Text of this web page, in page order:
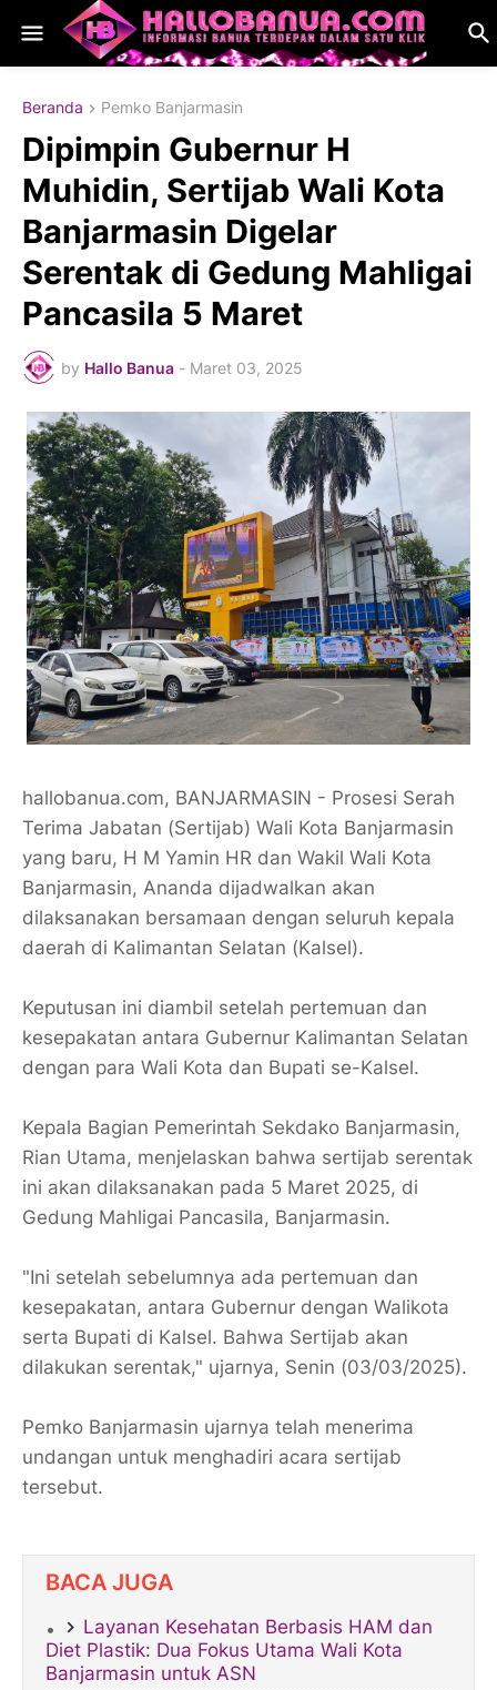
Beranda Pemko Banjarmasin
Dipimpin Gubernur H
Muhidin, Sertijab Wali Kota
Banjarmasin Digelar
Serentak di Gedung Mahligai
Pancasila 5 Maret
by Hallo Banua - Maret 03, 2025
hallobanua.com, BANJARMASIN - Prosesi Serah
Terima Jabatan (Sertijab) Wali Kota Banjarmasin
yang baru, H M Yamin HR dan Wakil Wali Kota
Banjarmasin, Ananda dijadwalkan akan
dilaksanakan bersamaan dengan seluruh kepala
daerah di Kalimantan Selatan (Kalsel).
Keputusan ini diambil setelah pertemuan dan
kesepakatan antara Gubernur Kalimantan Selatan
dengan para Wali Kota dan Bupati se-Kalsel.
Kepala Bagian Pemerintah Sekdako Banjarmasin,
Rian Utama, menjelaskan bahwa sertijab serentak
ini akan dilaksanakan pada 5 Maret 2025, di
Gedung Mahligai Pancasila, Banjarmasin.
"Ini setelah sebelumnya ada pertemuan dan
kesepakatan, antara Gubernur dengan Walikota
serta Bupati di Kalsel. Bahwa Sertijab akan
dilakukan serentak," ujarnya, Senin (03/03/2025).
Pemko Banjarmasin ujarnya telah menerima
undangan untuk menghadiri acara sertijab
tersebut.
BACA JUGA
​Layanan Kesehatan Berbasis HAM dan
Diet Plastik: Dua Fokus Utama Wali Kota
Banjarmasin untuk ASN